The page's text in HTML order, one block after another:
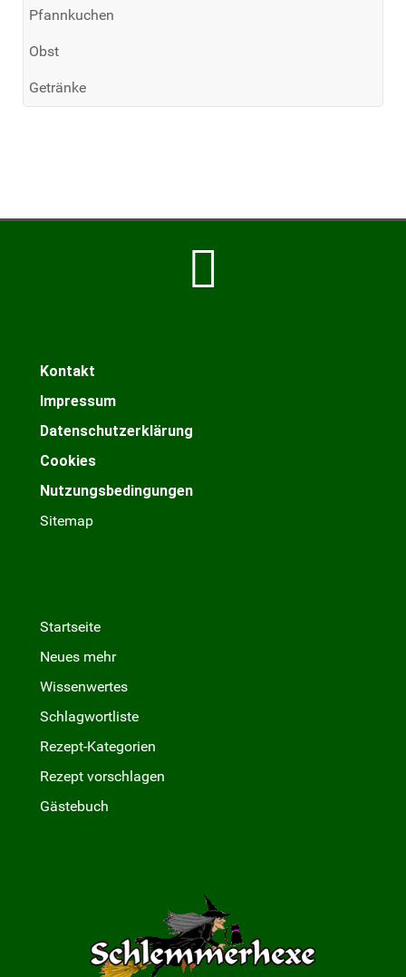
Pfannkuchen
Obst
Getränke
Kontakt
Impressum
Datenschutzerklärung
Cookies
Nutzungsbedingungen
Sitemap
Startseite
Neues mehr
Wissenwertes
Schlagwortliste
Rezept-Kategorien
Rezept vorschlagen
Gästebuch